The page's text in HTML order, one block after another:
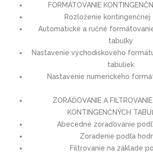
FORMÁTOVANIE
Rozloženie kontingenčnej
Automatické a ručné
tabuľky
Nastavenie východiskového
tabuliek
Nastavenie numerického
ZORAĎOVANIE A
KONTINGENČNÝCH
Abecedné zoraďovanie
Zoradenie podľa
Filtrovanie na základe